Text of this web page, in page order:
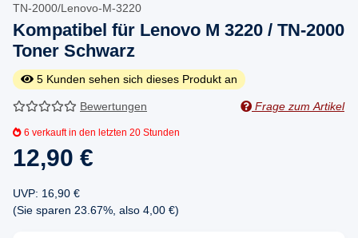
TN-2000/Lenovo-M-3220
Kompatibel für Lenovo M 3220 / TN-2000
Toner Schwarz
5 Kunden sehen sich dieses Produkt an
Bewertungen Frage zum Artikel
6 verkauft in den letzten 20 Stunden
12,90 €
UVP: 16,90 €
(Sie sparen 23.67% , also 4,00 €)